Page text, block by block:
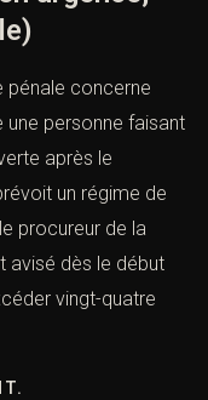
l’article
urgence,
concerne
après